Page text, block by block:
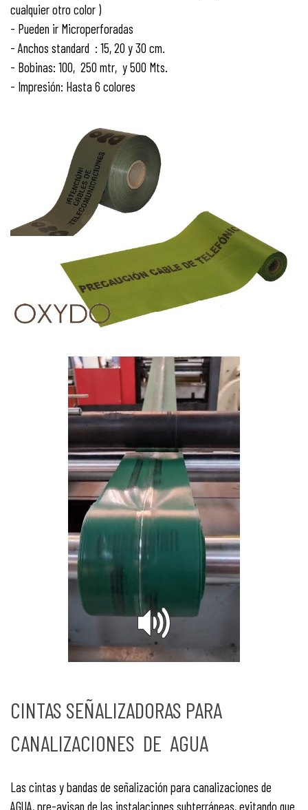
cualquier otro color )
- Pueden ir Microperforadas
- Anchos standard : 15, 20 y 30 cm.
- Bobinas: 100, 250 mtr, y 500 Mts.
- Impresión: Hasta 6 colores
CINTAS SEÑALIZADORAS PARA
CANALIZACIONES DE AGUA
Las cintas y bandas de señalización para canalizaciones de
AGUA, pre-avisan de las instalaciones subterráneas, evitando que